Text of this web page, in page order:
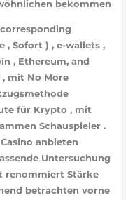
bekommen
Sofort ) , e-wallets ,
, Ethereum, and
, mit No More
für Krypto , mit
Schauspieler .
anbieten
Untersuchung
renommiert Stärke
betrachten vorne